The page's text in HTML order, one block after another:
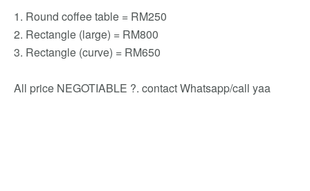
1. Round coffee table = RM250
2. Rectangle (large) = RM800
3. Rectangle (curve) = RM650
All price NEGOTIABLE ?. contact Whatsapp/call yaa